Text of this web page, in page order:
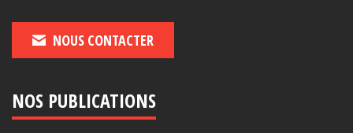
NOUS CONTACTER
NOS PUBLICATIONS